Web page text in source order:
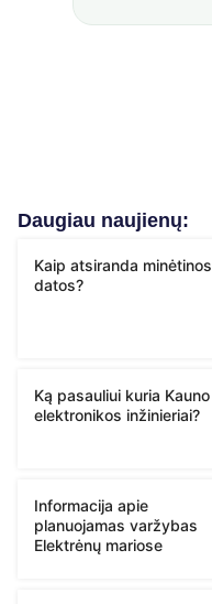
Daugiau naujienų:
Kaip atsiranda minėtinos
datos?
Ką pasauliui kuria Kauno
elektronikos inžinieriai?
Informacija apie
planuojamas varžybas
Elektrėnų mariose